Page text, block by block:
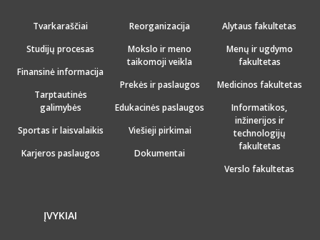
Tvarkaraščiai
Studijų procesas
Finansinė informacija
Tarptautinės
galimybės
Sportas ir laisvalaikis
Karjeros paslaugos
Reorganizacija
Mokslo ir meno
taikomoji veikla
Prekės ir paslaugos
Edukacinės paslaugos
Viešieji pirkimai
Dokumentai
Alytaus fakultetas
Menų ir ugdymo
fakultetas
Medicinos fakultetas
Informatikos,
inžinerijos ir
technologijų
fakultetas
Verslo fakultetas
ĮVYKIAI